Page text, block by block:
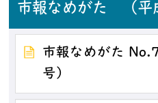
市報なめがた （平
市報なめがた
号）